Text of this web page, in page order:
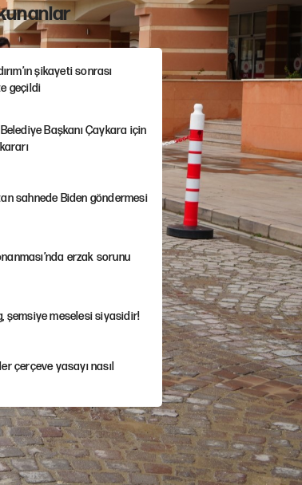
şikayeti sonrası
geçildi
Başkanı Çaykara için
sahnede Biden göndermesi
erzak sorunu
şemsiye meselesi siyasidir!
çerçeve yasayı nasıl
SALAH, Hayye ale’l-felâh